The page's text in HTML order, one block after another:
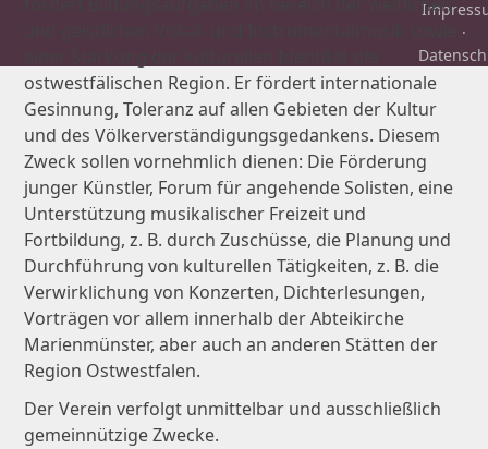
ostwestfälischen Region. Er fördert internationale
Gesinnung, Toleranz auf allen Gebieten der Kultur
und des Völkerverständigungsgedankens. Diesem
Zweck sollen vornehmlich dienen: Die Förderung
junger Künstler, Forum für angehende Solisten, eine
Unterstützung musikalischer Freizeit und
Fortbildung, z. B. durch Zuschüsse, die Planung und
Durchführung von kulturellen Tätigkeiten, z. B. die
Verwirklichung von Konzerten, Dichterlesungen,
Vorträgen vor allem innerhalb der Abteikirche
Marienmünster, aber auch an anderen Stätten der
Region Ostwestfalen.
Der Verein verfolgt unmittelbar und ausschließlich
gemeinnützige Zwecke.
·